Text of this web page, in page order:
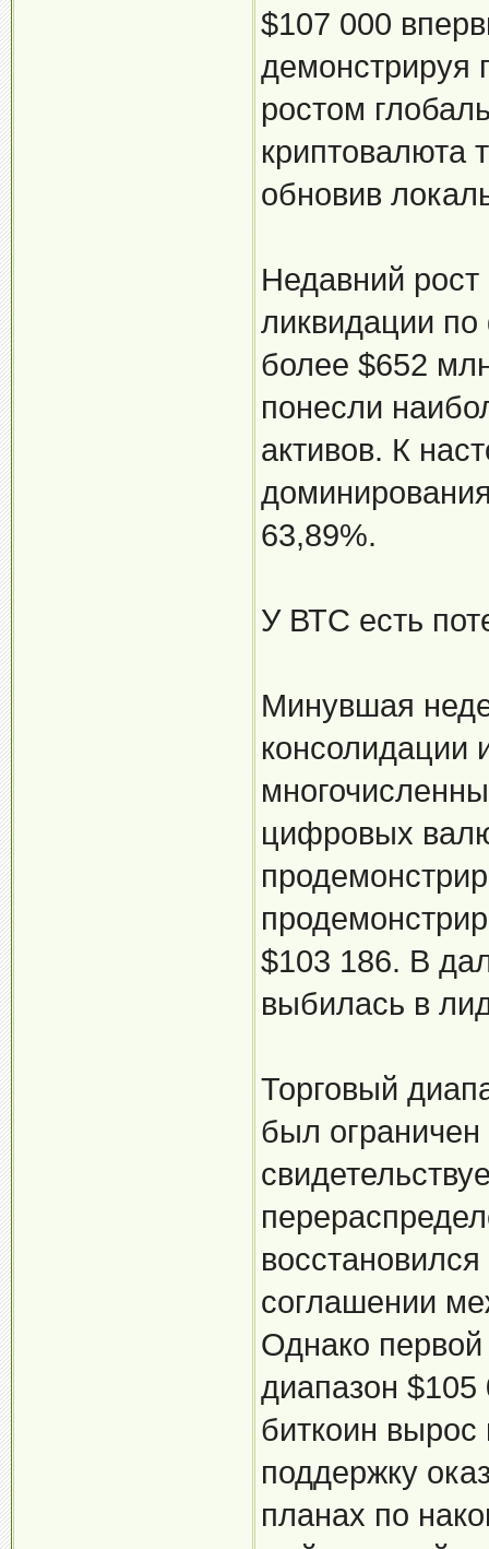
$107 000
демонстрируя
ростом
криптовалюта
обновив
Недавний
ликвидации
более $652
понесли
активов. К
63,89%.
У ВТС есть
Минувшая
консолидации
цифровых
$103 186. В
выбилась в
Торговый
был
соглашении
Однако первой
диапазон $105
биткоин
поддержку
планах по